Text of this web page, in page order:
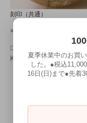
刻印（共通）
○この商品は、日本国内の
Designer
Kay Bojesen│カイ・ボ
夏季休業中のお買
した。●税込
16日(日)まで●先着